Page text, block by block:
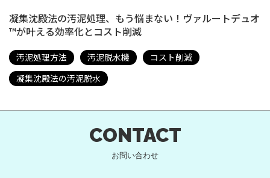
凝集沈殿法の汚泥処理、もう悩まない！ヴァルートデュオ
™が叶える効率化とコスト削減
汚泥処理方法 汚泥脱水機
コスト削減
凝集沈殿法の汚泥脱水
CONTACT
お問い合わせ